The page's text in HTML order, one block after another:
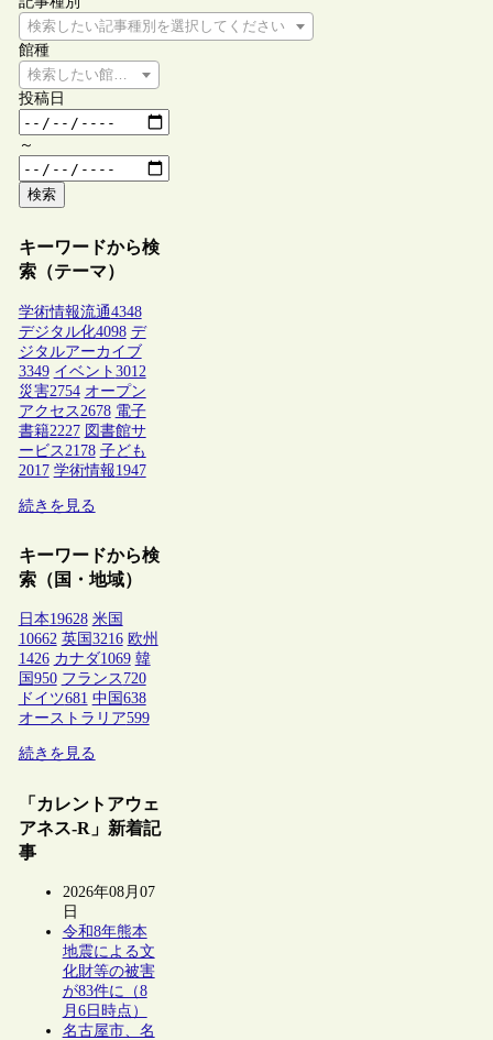
検索したい記事種別を選択してください
館種
検索したい館種を選択してください
投稿日
～
検索
キーワードから検
索（テーマ）
学術情報流通4348
デジタル化4098 デ
ジタルアーカイブ
3349 イベント 3012
災害2754 オープン
アクセス 2678 電子
書籍2227 図書館サ
ービス 2178 子ども
2017 学術情報1947
続きを見る
キーワードから検
索（国・地域）
日本19628 米国
10662 英国 3216 欧州
1426 カナダ1069 韓
国 950 フランス 720
ドイツ681 中国 638
オーストラリア599
続きを見る
「カレントアウェ
アネス-R」新着記
事
2026年08月07
日
令和8年熊本
地震による文
化財等の被害
が83件に（8
月6日時点）
名古屋市、名